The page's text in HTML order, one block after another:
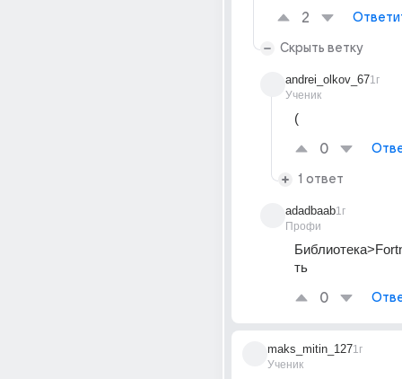
2
Скрыть ветку
andrei_olkov_67
Ученик
1г
(
0
1 ответ
adadbaab
Профи
1г
ть
0
maks_mitin_127
Ученик
1г